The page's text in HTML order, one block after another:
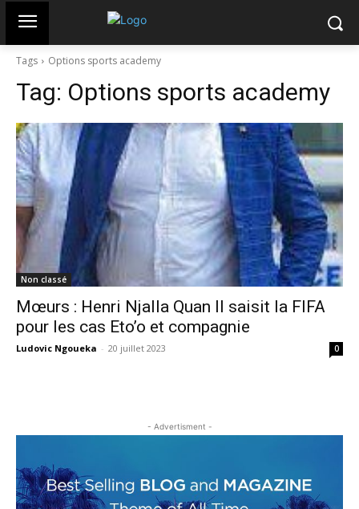
Tags Options sports academy
Tag: Options sports academy
Non classé
Mœurs : Henri Njalla Quan II saisit la FIFA
pour les cas Eto’o et compagnie
Ludovic Ngoueka - 20 juillet 2023 0
- Advertisment -